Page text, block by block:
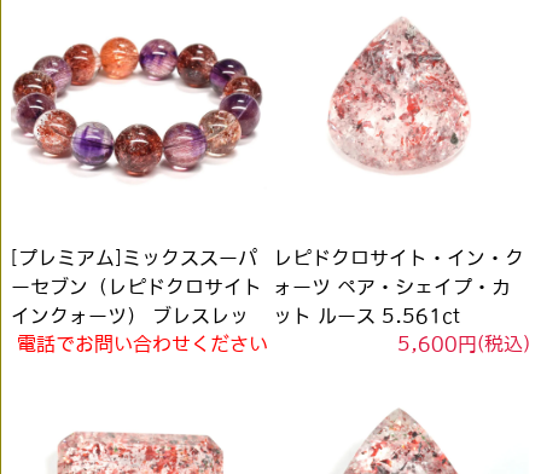
[プレミアム]ミックススーパ
ーセブン（レピドクロサイト
インクォーツ） ブレスレッ
ト 13.5-15.5mm #RG506
電話でお問い合わせください
レピドクロサイト・イン・ク
ォーツ ペア・シェイプ・カ
ット ルース 5.561ct
5,600円(税込)